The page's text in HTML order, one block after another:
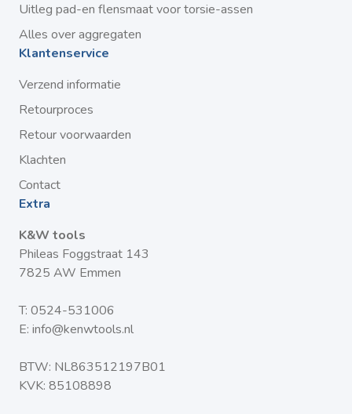
Uitleg pad-en flensmaat voor torsie-assen
Alles over aggregaten
Klantenservice
Verzend informatie
Retourproces
Retour voorwaarden
Klachten
Contact
Extra
K&W tools
Phileas Foggstraat 143
7825 AW Emmen
T: 0524-531006
E: info@kenwtools.nl
BTW: NL863512197B01
KVK: 85108898